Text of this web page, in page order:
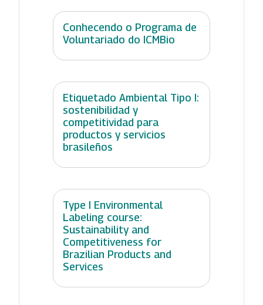
Conhecendo o Programa de
Voluntariado do ICMBio
Etiquetado Ambiental Tipo I:
sostenibilidad y
competitividad para
productos y servicios
brasileños
Type I Environmental
Labeling course:
Sustainability and
Competitiveness for
Brazilian Products and
Services